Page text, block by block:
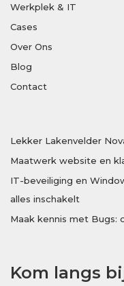
Werkplek & IT
Cases
Over Ons
Blog
Contact
Lekker Lakenvelder
Maatwerk website en
IT-beveiliging en
alles inschakelt
Maak kennis met Bugs:
Kom langs